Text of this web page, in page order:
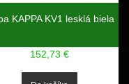
KAPPA KV1 lesklá biela
152,73 €